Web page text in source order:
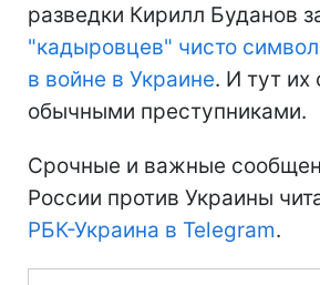
разведки Кирилл Буданов
"кадыровцев" чисто
в войне в Украине. И тут их
обычными преступниками.
Срочные и важные
России против Украины
РБК-Украина в Telegram.